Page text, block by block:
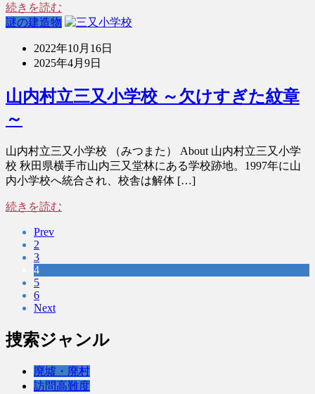
続きを読む
謎の建造物
2022年10月16日
2025年4月9日
山内村立三又小学校 ～欠けすぎた紋章
～
山内村立三又小学校 （みつまた） About 山内村立三又小学
校 秋田県横手市山内三又堂林にある学校跡地。1997年に山
内小学校へ統合され、校舎は解体 […]
続きを読む
Prev
2
3
4
5
6
Next
捜索ジャンル
廃墟・廃村
訪問高難度